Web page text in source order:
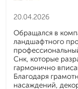
20.04.2026
Обращался в
ландшафтного
Снк, которые
гармонично
Благодаря
насаждений,